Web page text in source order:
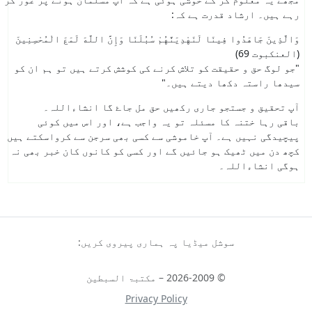
رہے ہیں۔ ارشاد قدرت ہے کہ:
وَالَّذِينَ جَاهَدُوا فِينَا لَنَهْدِيَنَّهُمْ سُبُلَنَا وَإِنَّ اللَّهَ لَمَعَ الْمُحْسِنِينَ
(العنکبوت 69)
"جو لوگ حق و حقیقت کو تلاش کرنے کی کوشش کرتے ہیں تو ہم ان کو
سیدھا راستہ دکھا دیتے ہیں۔"
آپ تحقیق و جستجو جاری رکھیں حق مل جاۓ گا انشاءاللہ۔
باقی رہا ختنہ کا مسئلہ تو یہ واجب ہے، اور اس میں کوئی
پیچیدگی نہیں ہے۔ آپ خاموشی سے کسی بھی سرجن سے کرواسکتے ہیں
کچھ دن میں ٹھیک ہو جائیں گے اور کسی کو کانوں کان خبر بھی نہ
ہوگی انشاءاللہ۔
سوشل میڈیا پہ ہماری پیروی کریں:
Privacy Policy